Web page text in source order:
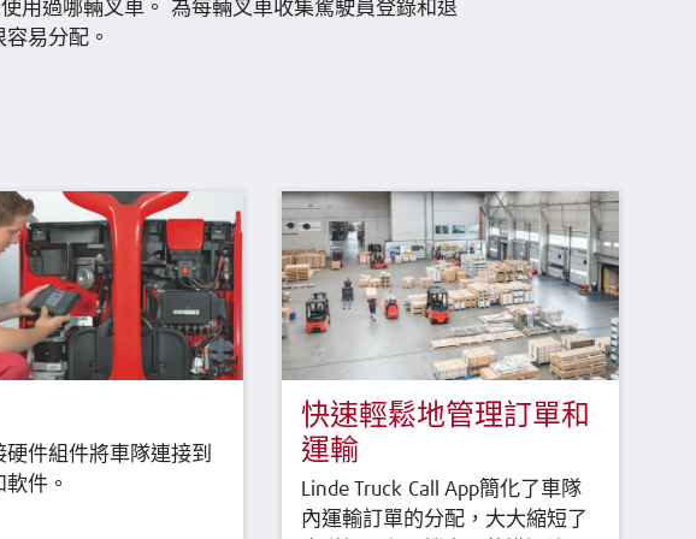
用過哪輛叉車。 為每輛叉車收集駕駛員登錄和退
易分配。
硬件組件將車隊連接到
件。
快速輕鬆地管理訂單和
運輸
Linde Truck Call App簡化了車隊
內運輸訂單的分配，大大縮短了